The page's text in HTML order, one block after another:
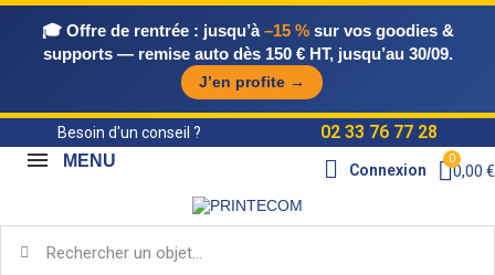
🎓 Offre de rentrée : jusqu’à–15 %sur vos goodies &
supports — remise auto dès 150 € HT, jusqu’au 30/09.
J’en profite →
Besoin d'un conseil ? 02 33 76 77 28
Connexion 0,00 €
MENU